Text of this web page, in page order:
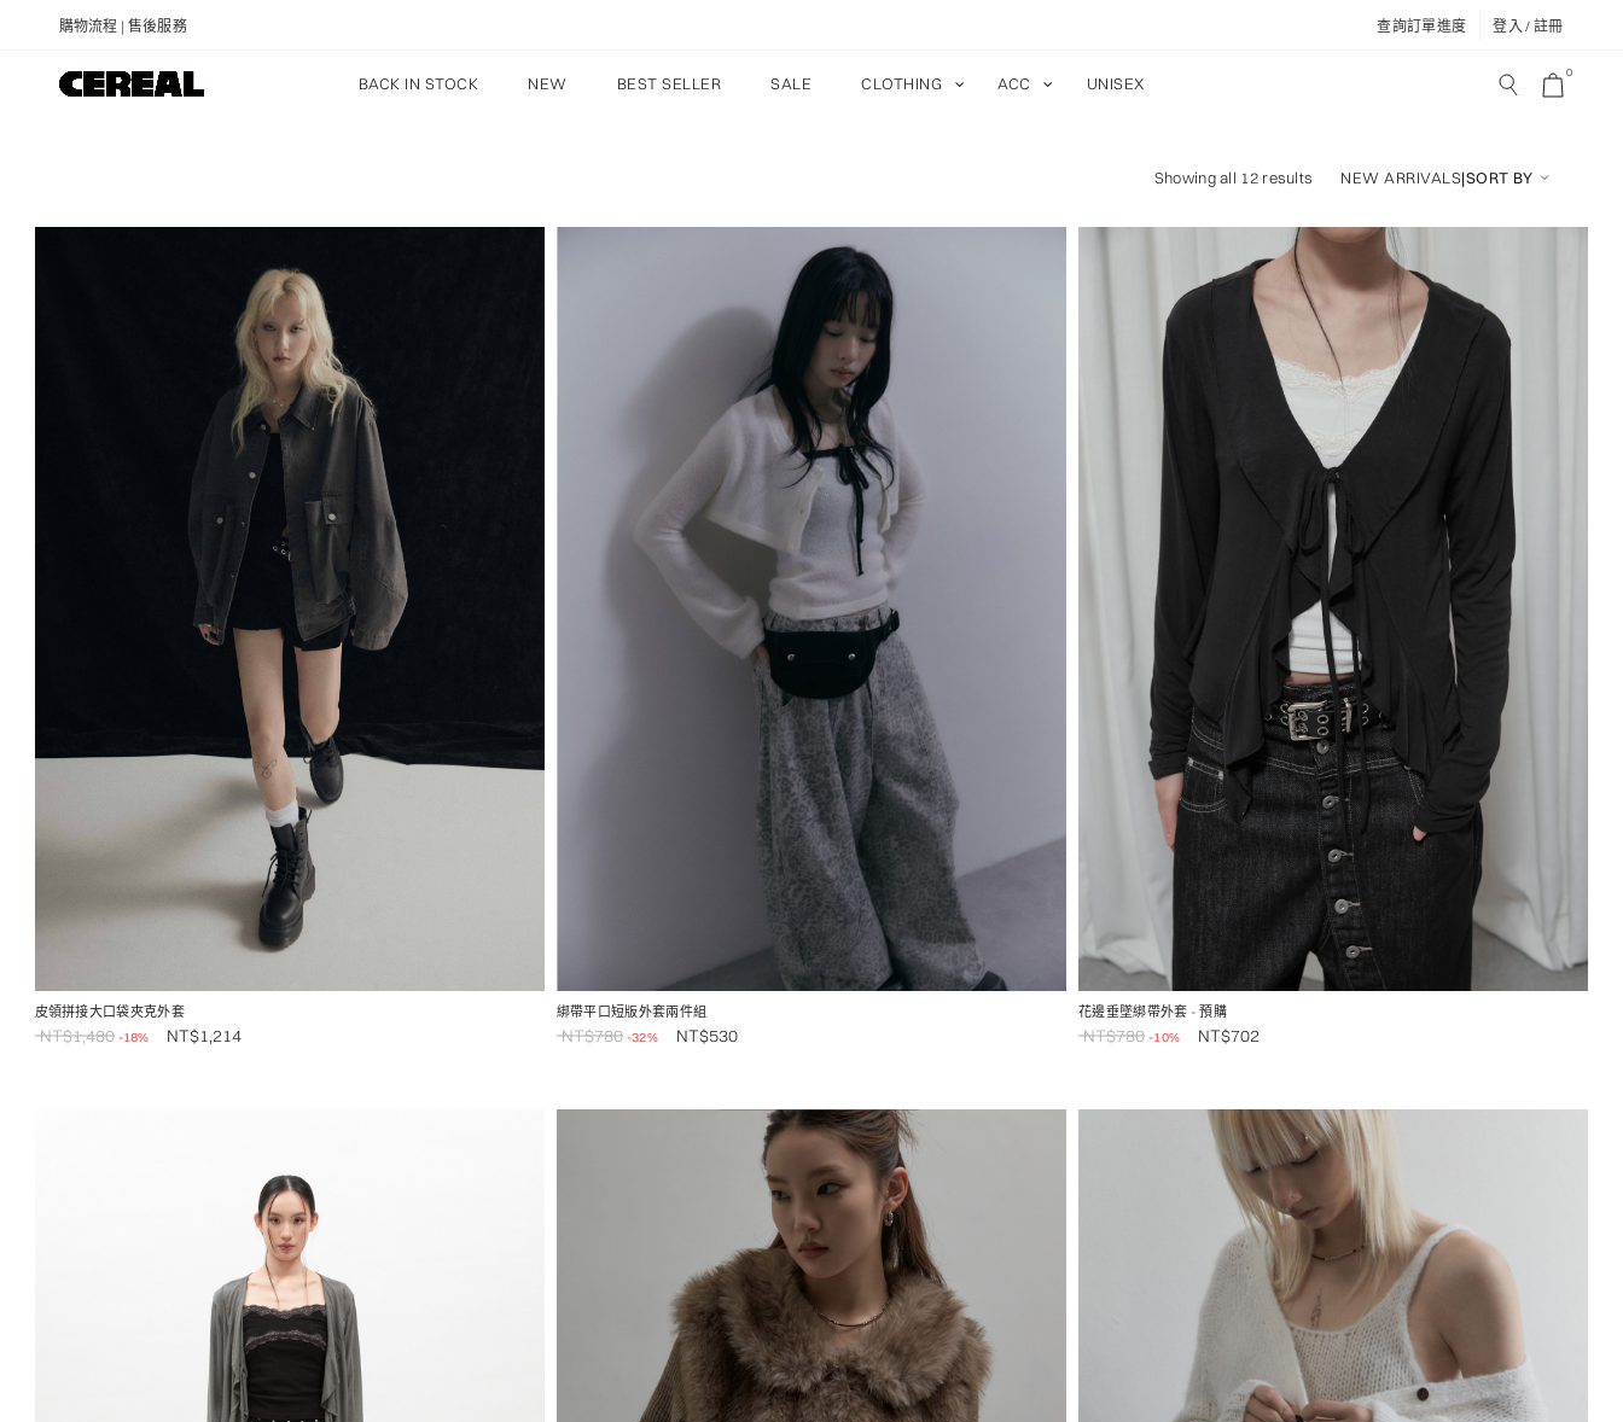
購物流程 | 售後服務 查詢訂單進度 登入 / 註冊
BACK IN STOCK NEW BEST SELLER SALE CLOTHING ACC UNISEX
0
Showing all 12 results NEW ARRIVALS|SORT BY
PRICE: LOW TO HIGH
PRICE: HIGH TO LOW
DISCOUNT: HIGH TO LOW
皮領拼接大口袋夾克外套
NT$1,480 -18% NT$1,214
綁帶平口短版外套兩件組
NT$780 -32% NT$530
花邊垂墜綁帶外套 - 預購
NT$780 -10% NT$702